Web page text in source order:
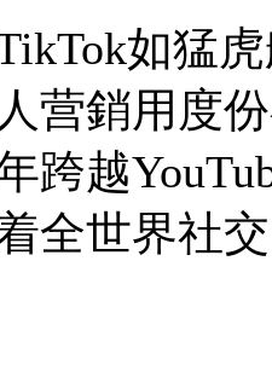
如猛
营銷用度
跨越
全世界社